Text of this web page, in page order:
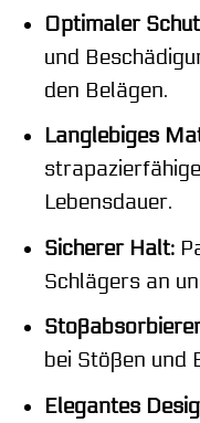
Optimaler
und
den Belägen.
Langlebiges
Lebensdauer.
Sicherer Halt:
Schlägers an
bei Stößen und
Elegantes